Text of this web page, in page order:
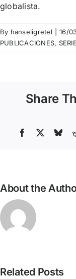
globalista.
By hanseligretel 16/
PUBLICACIONES,
Share
Facebook
About the
Related Posts